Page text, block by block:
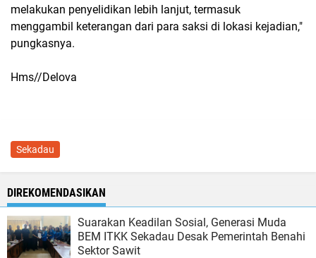
melakukan penyelidikan lebih lanjut, termasuk
menggambil keterangan dari para saksi di lokasi kejadian,"
pungkasnya.
Hms//Delova
Sekadau
DIREKOMENDASIKAN
Suarakan Keadilan Sosial, Generasi Muda
BEM ITKK Sekadau Desak Pemerintah Benahi
Sektor Sawit